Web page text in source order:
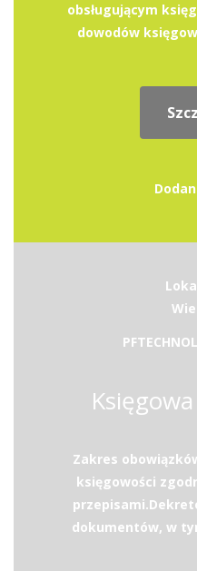
obsługującym
dowodów
Zakres
księgowości
dokumentów, w